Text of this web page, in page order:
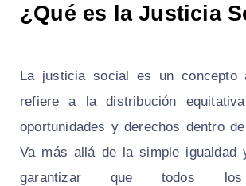
¿Qué es la Justicia
La justicia social es un concepto
refiere a la distribución
oportunidades y derechos dentro
Va más allá de la simple igualdad
garantizar que todos los